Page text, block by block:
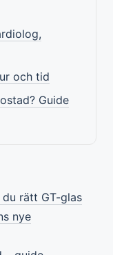
och tid
Guide
rätt GT-glas
nye